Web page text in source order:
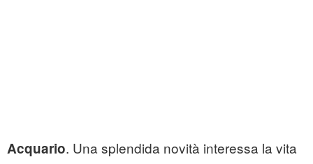
Acquario. Una splendida novità interessa la vita